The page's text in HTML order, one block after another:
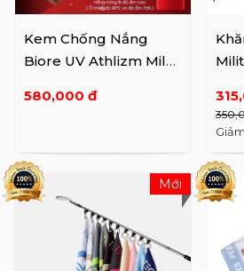
Kem Chống Nắng
Biore UV Athlizm Milk
580,000 đ
Mới